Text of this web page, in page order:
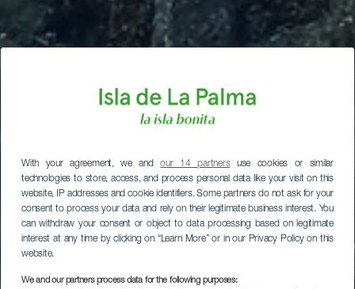
With your agreement, we andour 14 partnersuse cookies or similar
technologies to store, access, and process personal data like your visit on this
website, IP addresses and cookie identifiers. Some partners do not ask for your
consent to process your data and rely on their legitimate business interest. You
can withdraw your consent or object to data processing based on legitimate
interest at any time by clicking on “Learn More” or in our Privacy Policy on this
website.
We and our partners process data for the following purposes: